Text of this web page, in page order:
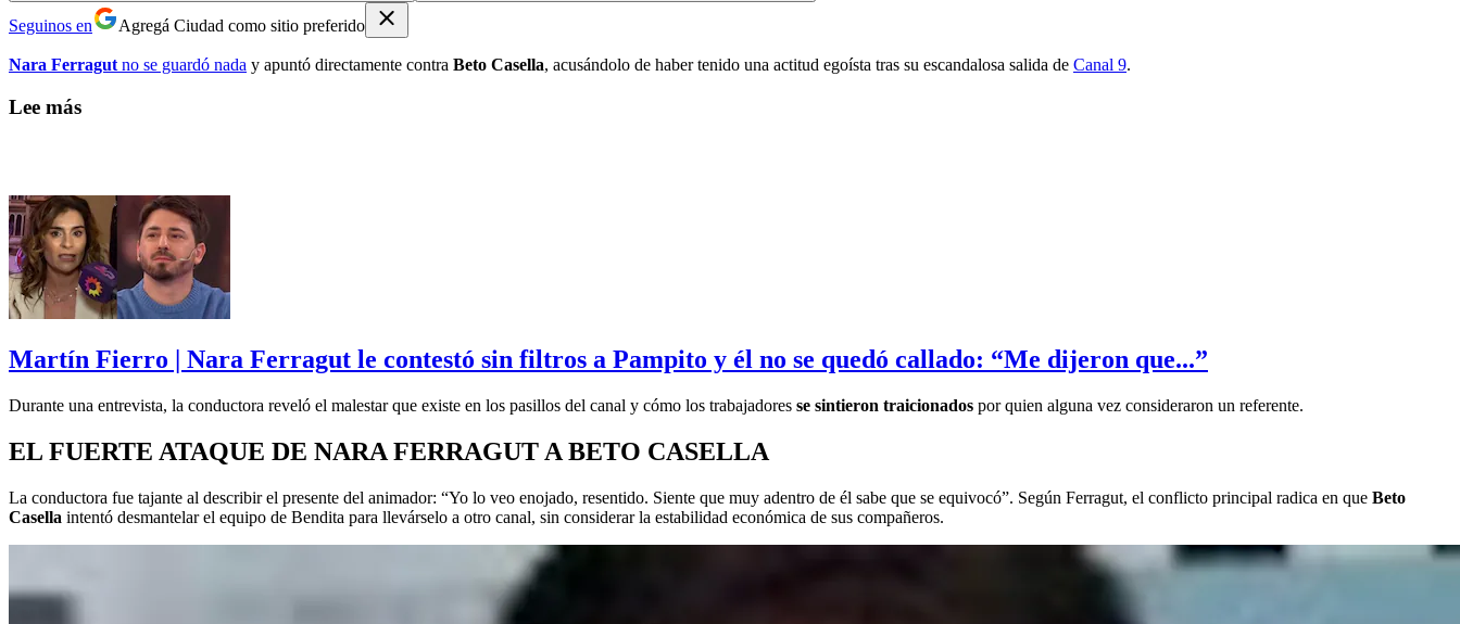
Seguinos en Agregá Ciudad como sitio preferido
Nara Ferragut no se guardó nada y apuntó directamente contra Beto Casella, acusándolo de haber tenido una actitud egoísta tras su escandalosa salida de Canal 9.
Lee más
Martín Fierro | Nara Ferragut le contestó sin filtros a Pampito y él no se quedó callado: “Me dijeron que...”
Durante una entrevista, la conductora reveló el malestar que existe en los pasillos del canal y cómo los trabajadores se sintieron traicionados por quien alguna vez consideraron un referente.
EL FUERTE ATAQUE DE NARA FERRAGUT A BETO CASELLA
La conductora fue tajante al describir el presente del animador: “Yo lo veo enojado, resentido. Siente que muy adentro de él sabe que se equivocó”. Según Ferragut, el conflicto principal radica en que Beto
Casella intentó desmantelar el equipo de Bendita para llevárselo a otro canal, sin considerar la estabilidad económica de sus compañeros.